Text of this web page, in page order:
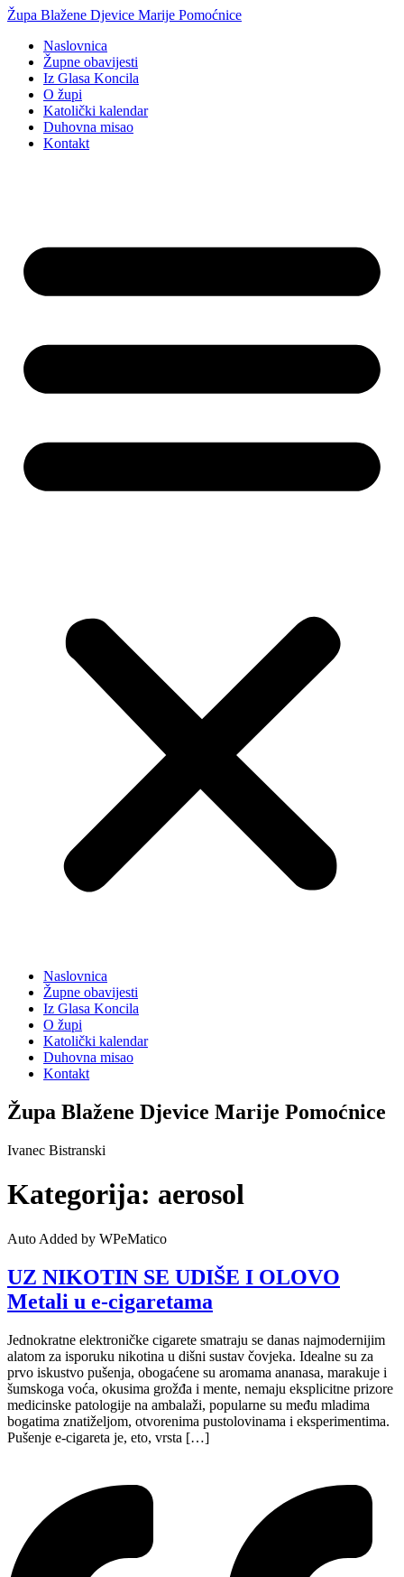
Idi
sadržaj
Župa Blažene Djevice Marije Pomoćnice
Naslovnica
Župne obavijesti
Iz Glasa Koncila
O župi
Katolički kalendar
Duhovna misao
Kontakt
Naslovnica
Župne obavijesti
Iz Glasa Koncila
O župi
Katolički kalendar
Duhovna misao
Kontakt
Župa Blažene Djevice Marije Pomoćnice
Ivanec Bistranski
Kategorija: aerosol
Auto Added by WPeMatico
UZ NIKOTIN SE UDIŠE I OLOVO
Metali u e-cigaretama
Jednokratne elektroničke cigarete smatraju se danas najmodernijim
alatom za isporuku nikotina u dišni sustav čovjeka. Idealne su za
prvo iskustvo pušenja, obogaćene su aromama ananasa, marakuje i
šumskoga voća, okusima grožđa i mente, nemaju eksplicitne prizore
medicinske patologije na ambalaži, popularne su među mladima
bogatima znatiželjom, otvorenima pustolovinama i eksperimentima.
Pušenje e-cigareta je, eto, vrsta […]